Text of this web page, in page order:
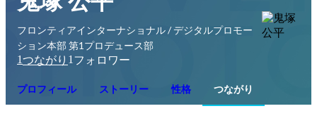
フロンティアインターナショナル / デジタルプロモー
ション本部 第1プロデュース部
1つながり 1 フォロワー
プロフィール ストーリー 性格 つながり